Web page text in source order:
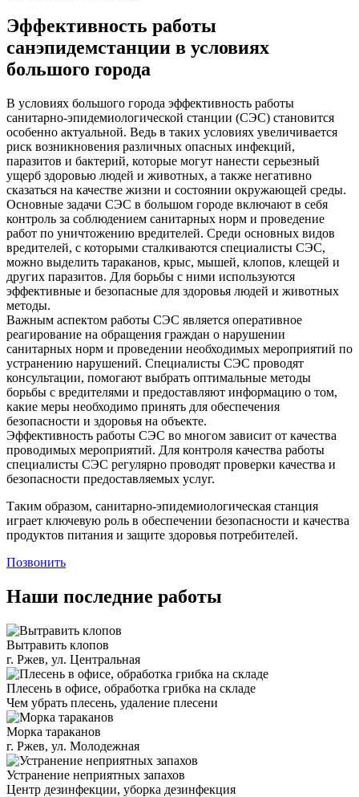
Эффективность работы
санэпидемстанции в условиях
большого города
В условиях большого города эффективность работы
санитарно-эпидемиологической станции (СЭС) становится
особенно актуальной. Ведь в таких условиях увеличивается
риск возникновения различных опасных инфекций,
паразитов и бактерий, которые могут нанести серьезный
ущерб здоровью людей и животных, а также негативно
сказаться на качестве жизни и состоянии окружающей среды.
Основные задачи СЭС в большом городе включают в себя
контроль за соблюдением санитарных норм и проведение
работ по уничтожению вредителей. Среди основных видов
вредителей, с которыми сталкиваются специалисты СЭС,
можно выделить тараканов, крыс, мышей, клопов, клещей и
других паразитов. Для борьбы с ними используются
эффективные и безопасные для здоровья людей и животных
методы.
Важным аспектом работы СЭС является оперативное
реагирование на обращения граждан о нарушении
санитарных норм и проведении необходимых мероприятий по
устранению нарушений. Специалисты СЭС проводят
консультации, помогают выбрать оптимальные методы
борьбы с вредителями и предоставляют информацию о том,
какие меры необходимо принять для обеспечения
безопасности и здоровья на объекте.
Эффективность работы СЭС во многом зависит от качества
проводимых мероприятий. Для контроля качества работы
специалисты СЭС регулярно проводят проверки качества и
безопасности предоставляемых услуг.
Таким образом, санитарно-эпидемиологическая станция
играет ключевую роль в обеспечении безопасности и качества
продуктов питания и защите здоровья потребителей.
Позвонить
Наши последние работы
Вытравить клопов
г. Ржев, ул. Центральная
Плесень в офисе, обработка грибка на складе
Чем убрать плесень, удаление плесени
Морка тараканов
г. Ржев, ул. Молодежная
Устранение неприятных запахов
Центр дезинфекции, уборка дезинфекция